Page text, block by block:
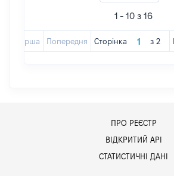
1 - 10 з 16
Перша Попередня Сторінка з 2
ПРО РЕЄСТР
ВІДКРИТИЙ АРІ
СТАТИСТИЧНІ ДАНІ